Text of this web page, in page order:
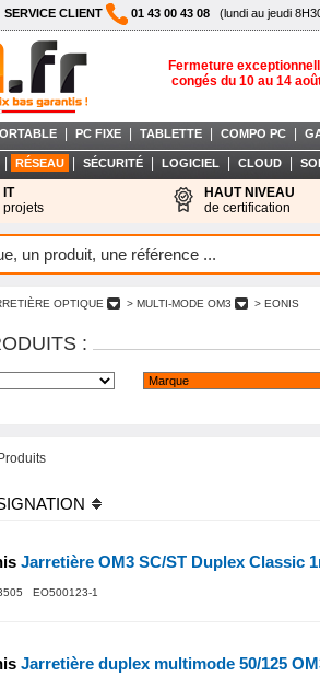
SERVICE CLIENT 01 43 00 43 08 (lundi au jeudi
Fermeture
congés du 10 au 14
PC FIXE TABLETTE COMPO PC
RÉSEAU SÉCURITÉ LOGICIEL CLOUD
IT
projets
HAUT NIVEAU
de certification
OPTIQUE > MULTI-MODE OM3 > EONIS
:
Jarretière OM3 SC/ST Duplex Classic
EO500123-1
Jarretière duplex multimode 50/125